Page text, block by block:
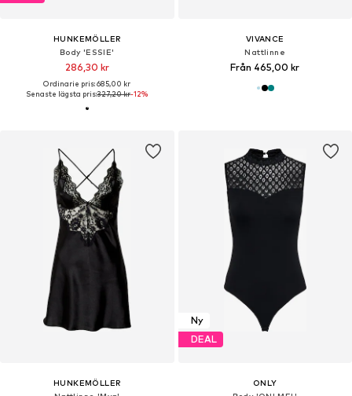
HUNKEMÖLLER
Body 'ESSIE'
286,30 kr
Ordinarie pris: 685,00 kr
Senaste lägsta pris:327,20 kr-12%
VIVANCE
Nattlinne
Från 465,00 kr
HUNKEMÖLLER
Ny
DEAL
ONLY